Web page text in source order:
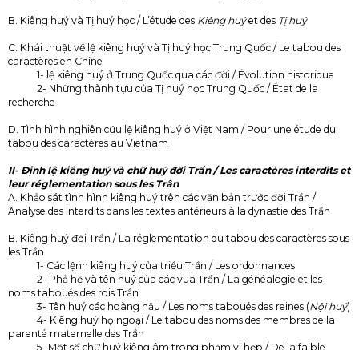
B. Kiêng huý và Tị huý học / L’étude des Kiêng huýet des Tị huý
C. Khái thuật về lệ kiêng huý và Tị huý học Trung Quốc / Le tabou des
caractères en Chine
1- lệ kiêng huý ở Trung Quốc qua các đời / Évolution historique
2- Những thành tựu của Tị huý học Trung Quốc / État de la
recherche
D. Tình hình nghiên cứu lệ kiêng huý ở Việt Nam / Pour une étude du
tabou des caractères au Vietnam
II- Định lệ kiêng huý và chữ huý đời Trần / Les caractères interdits et
leur réglementation sous les Trân
A. Khảo sát tình hình kiêng huý trên các văn bản trước đời Trần /
Analyse des interdits dans les textes antérieurs à la dynastie des Trần
B. Kiêng huý đời Trần / La réglementation du tabou des caractères sous
les Trần
1- Các lệnh kiêng huý của triều Trần / Les ordonnances
2- Phả hệ và tên huý của các vua Trần / La généalogie et les
noms taboués des rois Trần
3- Tên huý các hoàng hậu / Les noms taboués des reines (Nội huý)
4- Kiêng huý họ ngoại / Le tabou des noms des membres de la
parenté maternelle des Trần
5- Một số chữ huý kiêng âm trong phạm vi hẹp / De la faible